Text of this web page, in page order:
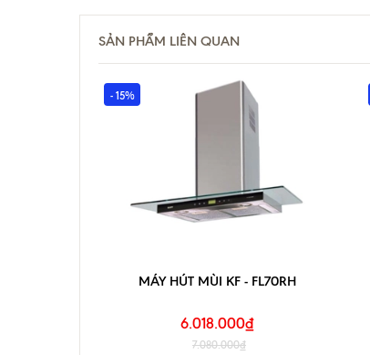
SẢN PHẨM LIÊN QUAN
- 15%
MÁY HÚT MÙI KF - FL70RH
6.018.000₫
7.080.000₫